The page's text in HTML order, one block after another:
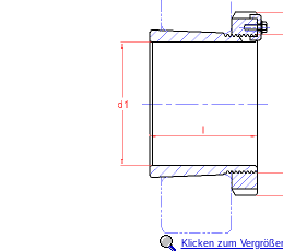
Klicken zum